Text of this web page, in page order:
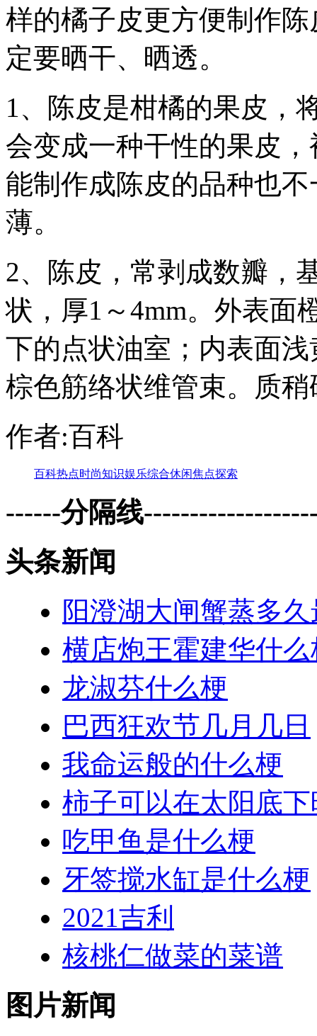
样的橘子皮更方便制作
定要晒干、晒透。
1、陈皮是柑橘的果皮，
会变成一种干性的果皮
能制作成陈皮的品种也
薄。
2、陈皮，常剥成数瓣，
状，厚1～4mm。外表面
下的点状油室；内表面
棕色筋络状维管束。质
作者:百科
百科热点时尚知识娱乐综合休闲焦点探索
------分隔线
头条新闻
阳澄湖大闸蟹蒸多
横店炮王霍建华什么
龙淑芬什么梗
巴西狂欢节几月几日
我命运般的什么梗
柿子可以在太阳底
吃甲鱼是什么梗
牙签搅水缸是什么梗
2021吉利
核桃仁做菜的菜谱
图片新闻